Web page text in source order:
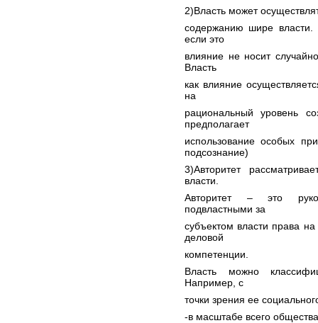
2)Власть может
содержанию шире
если это
влияние не носит
Власть
как влияние
на
рациональный уровень
предполагает
использование особых
подсознание)
3)Авторитет
власти.
Авторитет – это
подвластными за
субъектом власти права
деловой
компетенции.
Власть можно
Например, с
точки зрения ее
-в масштабе всего